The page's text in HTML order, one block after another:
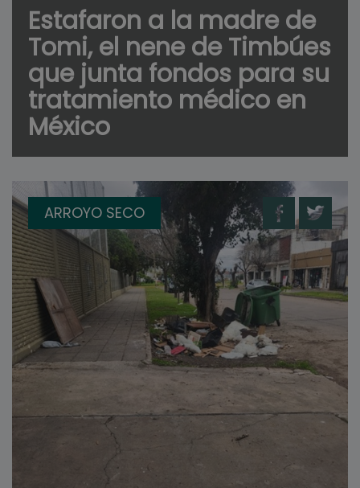
Estafaron a la madre de
Tomi, el nene de Timbúes
que junta fondos para su
tratamiento médico en
México
ARROYO SECO